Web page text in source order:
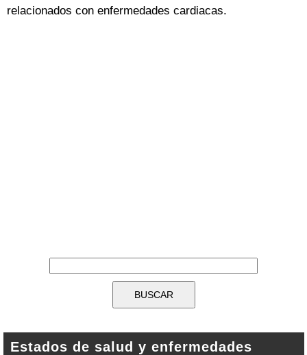
relacionados con enfermedades cardiacas.
Estados de salud y enfermedades